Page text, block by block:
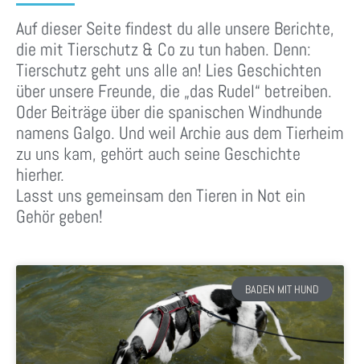
Auf dieser Seite findest du alle unsere Berichte,
die mit Tierschutz & Co zu tun haben. Denn:
Tierschutz geht uns alle an! Lies Geschichten
über unsere Freunde, die „das Rudel“ betreiben.
Oder Beiträge über die spanischen Windhunde
namens Galgo. Und weil Archie aus dem Tierheim
zu uns kam, gehört auch seine Geschichte
hierher.
Lasst uns gemeinsam den Tieren in Not ein
Gehör geben!
BADEN MIT HUND